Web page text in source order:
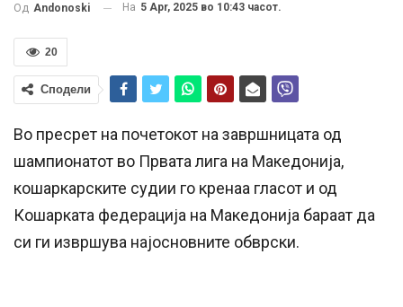
Од Andonoski На 5 Apr, 2025 во 10:43 часот.
20
Сподели
Во пресрет на почетокот на завршницата од
шампионатот во Првата лига на Македонија,
кошаркарските судии го кренаа гласот и од
Кошарката федерација на Македонија бараат да
си ги извршува најосновните обврски.